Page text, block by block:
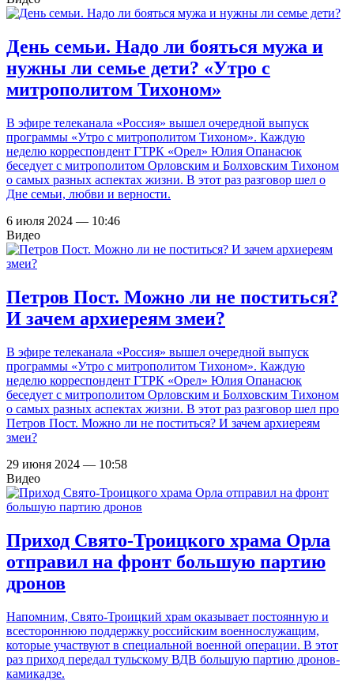
День семьи. Надо ли бояться мужа и
нужны ли семье дети? «Утро с
митрополитом Тихоном»
В эфире телеканала «Россия» вышел очередной выпуск
программы «Утро с митрополитом Тихоном». Каждую
неделю корреспондент ГТРК «Орел» Юлия Опанасюк
беседует с митрополитом Орловским и Болховским Тихоном
о самых разных аспектах жизни. В этот раз разговор шел о
Дне семьи, любви и верности.
6 июля 2024 — 10:46
Видео
Петров Пост. Можно ли не поститься?
И зачем архиереям змеи?
В эфире телеканала «Россия» вышел очередной выпуск
программы «Утро с митрополитом Тихоном». Каждую
неделю корреспондент ГТРК «Орел» Юлия Опанасюк
беседует с митрополитом Орловским и Болховским Тихоном
о самых разных аспектах жизни. В этот раз разговор шел про
Петров Пост. Можно ли не поститься? И зачем архиереям
змеи?
29 июня 2024 — 10:58
Видео
Приход Свято-Троицкого храма Орла
отправил на фронт большую партию
дронов
Напомним, Свято-Троицкий храм оказывает постоянную и
всестороннюю поддержку российским военнослужащим,
которые участвуют в специальной военной операции. В этот
раз приход передал тульскому ВДВ большую партию дронов-
камикадзе.